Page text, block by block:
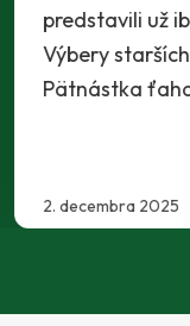
2. decembra 2025
predstavili už
Výbery
Pätnástka